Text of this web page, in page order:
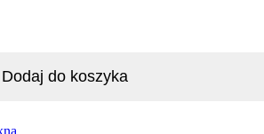
Dodaj do koszyka